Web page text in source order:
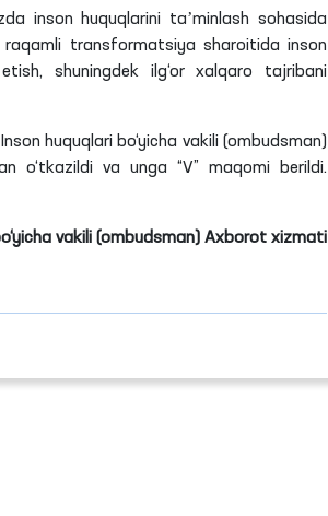
inson huquqlarini taʼminlash sohasida
transformatsiya sharoitida inson
shuningdek ilg‘or xalqaro tajribani
huquqlari bo‘yicha vakili (ombudsman)
o‘tkazildi va unga “V” maqomi berildi.
vakili (ombudsman) Axborot xizmati